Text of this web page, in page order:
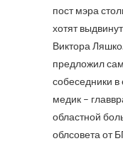
пост мэра
хотят
Виктора
предложил
собеседники
медик –
областной
облсовета от